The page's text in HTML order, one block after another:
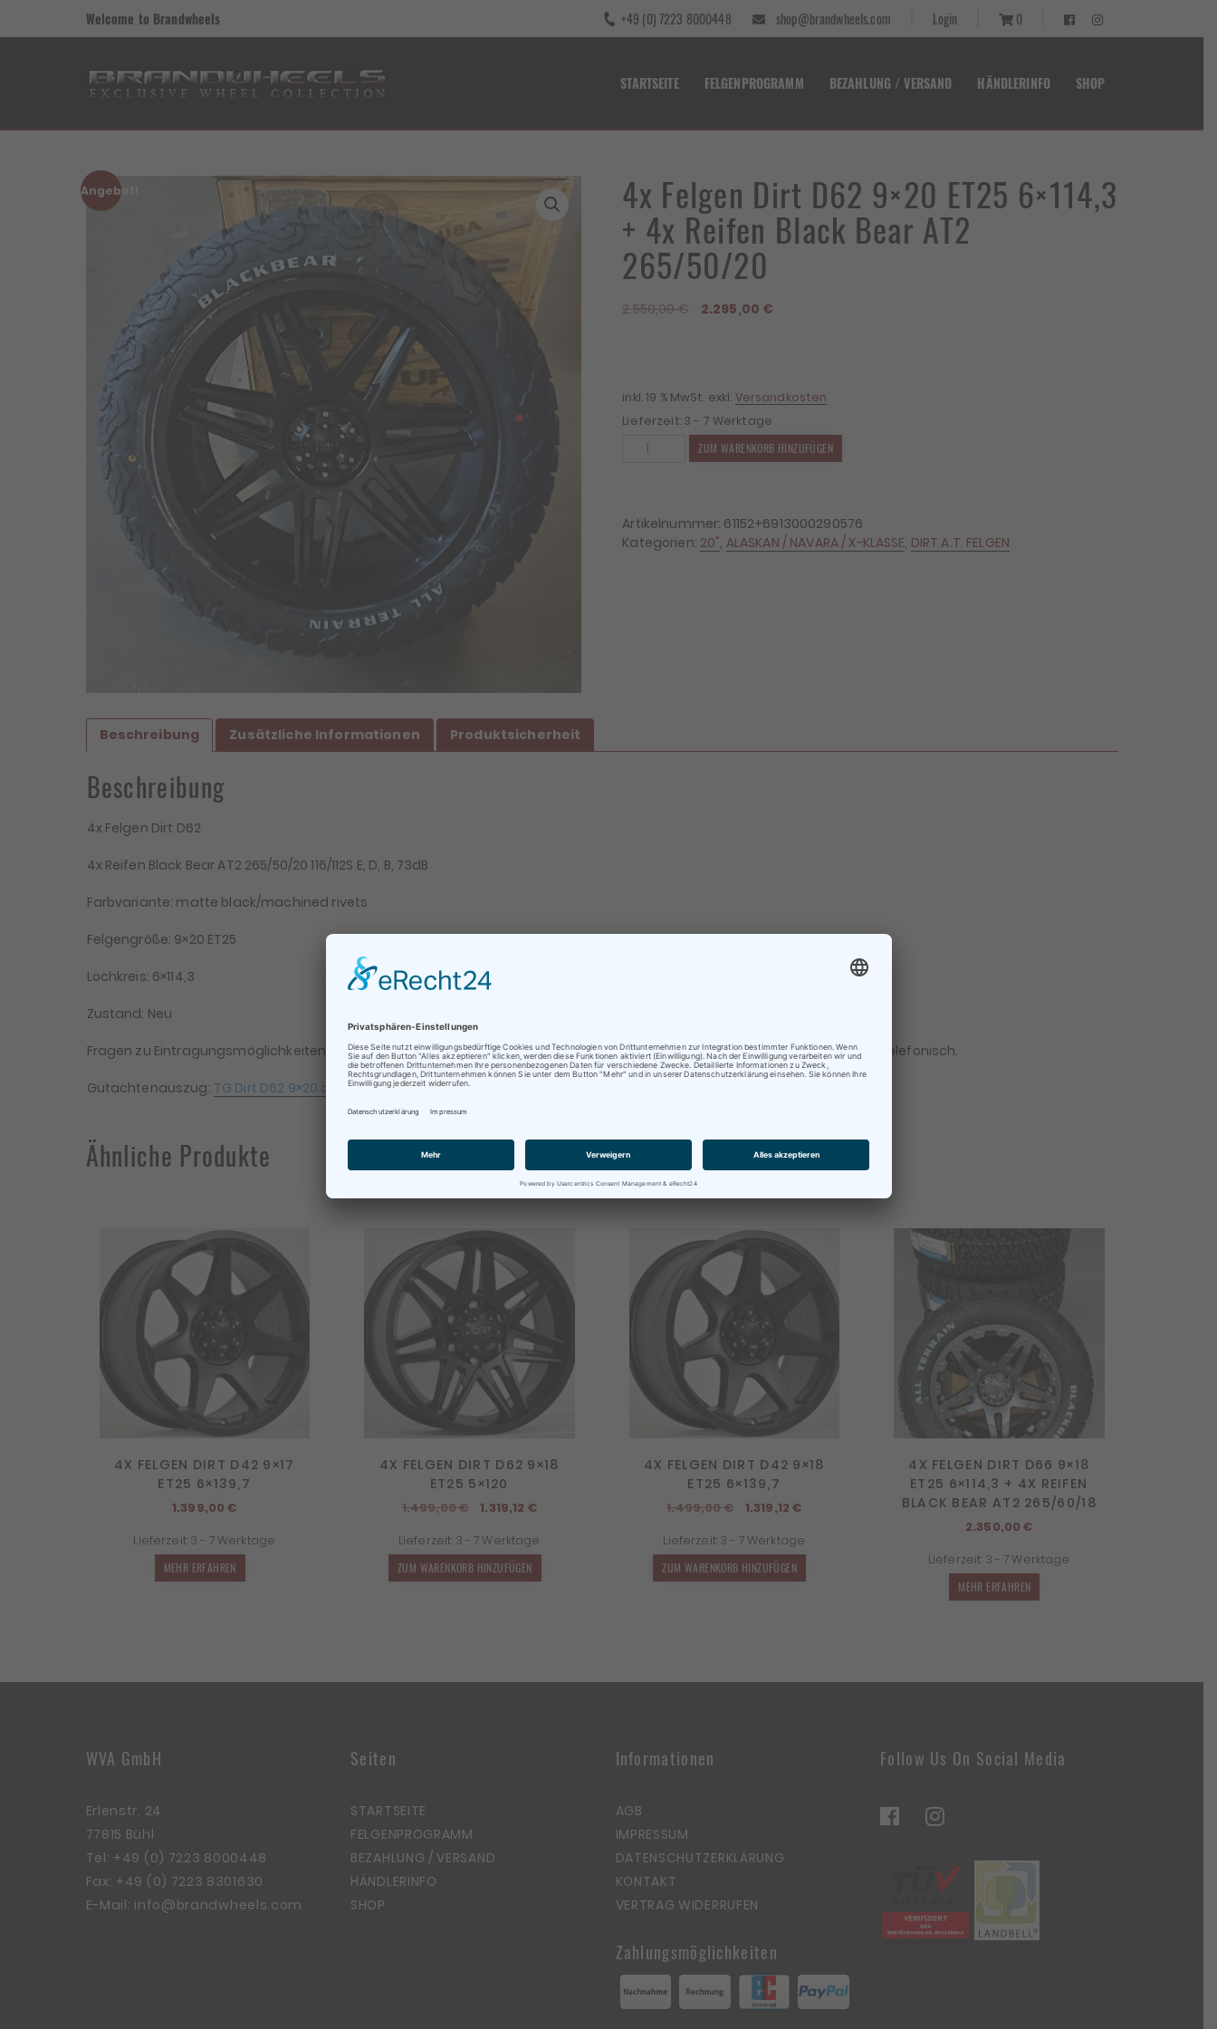
Welcome to Brandwheels +49 (0) 7223 8000448 shop@brandwheels.com Login 0
STARTSEITE FELGENPROGRAMM BEZAHLUNG / VERSAND HÄNDLERINFO SHOP
Angebot! 4x Felgen Dirt D62 9×20 ET25 6×114,3
+ 4x Reifen Black Bear AT2
265/50/20
2.550,00€
Ursprünglicher
2.295,00 €
inkl. 19 % MwSt. exkl. Versandkosten
Lieferzeit:3 - 7 Werktage
9x20
ET25
ZUM WARENKORB HINZUFÜGEN
Artikelnummer: 61152+6913000290576
Kategorien: 20", ALASKAN / NAVARA / X-KLASSE, DIRT A.T. FELGEN
Beschreibung Zusätzliche Informationen Produktsicherheit
Beschreibung
4x Felgen Dirt D62
4x Reifen Black Bear AT2 265/50/20 116/112S E, D, B, 73dB
Farbvariante: matte black/machined rivets
Felgengröße: 9×20 ET25
Lochkreis: 6×114,3
Zustand: Neu
Fragen zu Eintragungsmöglichkeiten bitte vor dem Kauf stellen. Für alles weitere kontaktieren Sie uns einfach per Mail oder telefonisch.
Gutachtenauszug: TG Dirt D62 9×20 alle Varianten
Ähnliche Produkte
4X FELGEN DIRT D42 9×17
ET25 6×139,7
1.399,00€
Lieferzeit: 3 - 7 Werktage
MEHR ERFAHREN
4X FELGEN DIRT D62 9×18
ET25 5×120
1.499,00€
Ursprünglicher
war:
1.499,00 €
1.319,12 €Aktueller
ist:
Lieferzeit: 3 - 7 Werktage
ZUM WARENKORB HINZUFÜGEN
4X FELGEN DIRT D42 9×18
ET25 6×139,7
1.499,00€
Ursprünglicher
war:
1.499,00 €
1.319,12€Aktueller
ist:
Lieferzeit: 3 - 7 Werktage
ZUM WARENKORB HINZUFÜGEN
4X FELGEN DIRT D66 9×18
ET25 6×114,3 + 4X REIFEN
BLACK BEAR AT2 265/60/18
2.350,00€
Lieferzeit: 3 - 7 Werktage
MEHR ERFAHREN
WVA GmbH
Erlenstr. 24
77815 Bühl
Tel: +49 (0) 7223 8000448
Fax: +49 (0) 7223 8301630
E-Mail: info@brandwheels.com
Seiten
STARTSEITE
FELGENPROGRAMM
BEZAHLUNG / VERSAND
HÄNDLERINFO
SHOP
Informationen
AGB
IMPRESSUM
DATENSCHUTZERKLÄRUNG
KONTAKT
VERTRAG WIDERRUFEN
Zahlungsmöglichkeiten
Follow Us On Social Media
Beratungen oder Abholungen vor Ort nur nach vorheriger
Terminvereinbarung !